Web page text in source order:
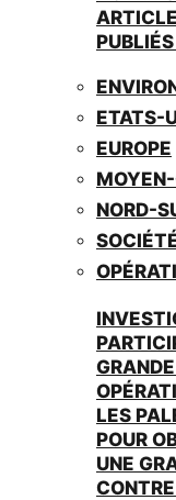
ETATS-
EUROPE
NORD-
LES
POUR
UNE